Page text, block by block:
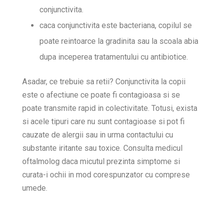
conjunctivita.
caca conjunctivita este bacteriana, copilul se
poate reintoarce la gradinita sau la scoala abia
dupa inceperea tratamentului cu antibiotice.
Asadar, ce trebuie sa retii? Conjunctivita la copii
este o afectiune ce poate fi contagioasa si se
poate transmite rapid in colectivitate. Totusi, exista
si acele tipuri care nu sunt contagioase si pot fi
cauzate de alergii sau in urma contactului cu
substante iritante sau toxice. Consulta medicul
oftalmolog daca micutul prezinta simptome si
curata-i ochii in mod corespunzator cu comprese
umede.